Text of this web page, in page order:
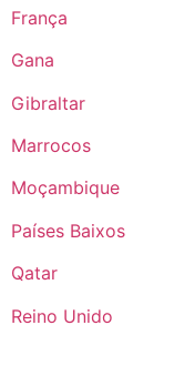
França
Gana
Gibraltar
Marrocos
Moçambique
Países Baixos
Qatar
Reino Unido